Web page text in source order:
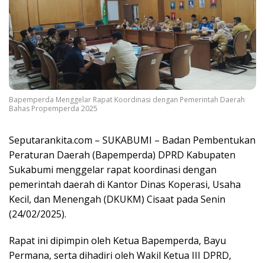
Bapemperda Menggelar Rapat Koordinasi dengan Pemerintah Daerah
Bahas Propemperda 2025
Seputarankita.com – SUKABUMI – Badan Pembentukan
Peraturan Daerah (Bapemperda) DPRD Kabupaten
Sukabumi menggelar rapat koordinasi dengan
pemerintah daerah di Kantor Dinas Koperasi, Usaha
Kecil, dan Menengah (DKUKM) Cisaat pada Senin
(24/02/2025).
Rapat ini dipimpin oleh Ketua Bapemperda, Bayu
Permana, serta dihadiri oleh Wakil Ketua III DPRD,